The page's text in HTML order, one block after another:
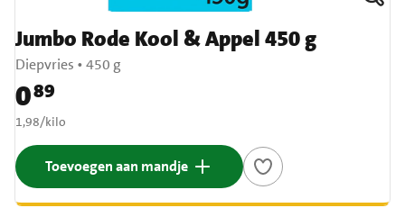
Jumbo Rode Kool & Appel 450 g
Diepvries •450 g
Prijs: € 0,89
089
€ 1,98 per kilo
1,98/kilo
Toevoegen aan mandje